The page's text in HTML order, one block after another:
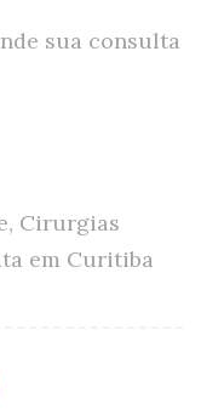
sua consulta
Cirurgias
em Curitiba